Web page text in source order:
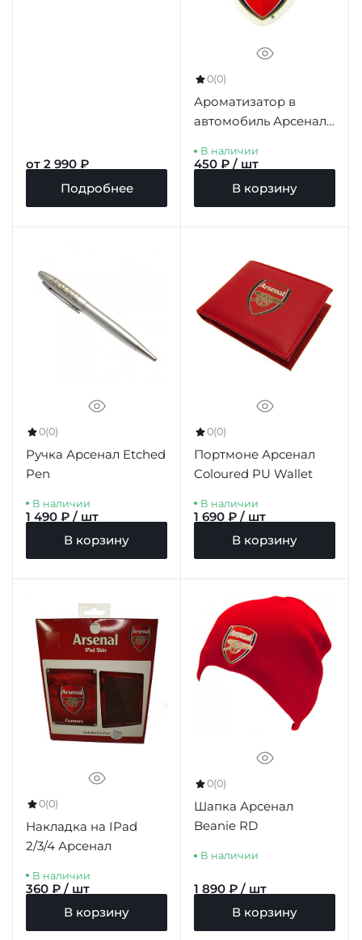
от 2 990 ₽
Подробнее
0(0)
Ароматизатор в
автомобиль Арсенал
В наличии
450 ₽ / шт
В корзину
0(0)
Ручка Арсенал Etched
Pen
В наличии
1 490 ₽ / шт
В корзину
0(0)
Портмоне Арсенал
Coloured PU Wallet
В наличии
1 690 ₽ / шт
В корзину
0(0)
Накладка на IPad
2/3/4 Арсенал
В наличии
360 ₽ / шт
В корзину
0(0)
Шапка Арсенал
Beanie RD
В наличии
1 890 ₽ / шт
В корзину